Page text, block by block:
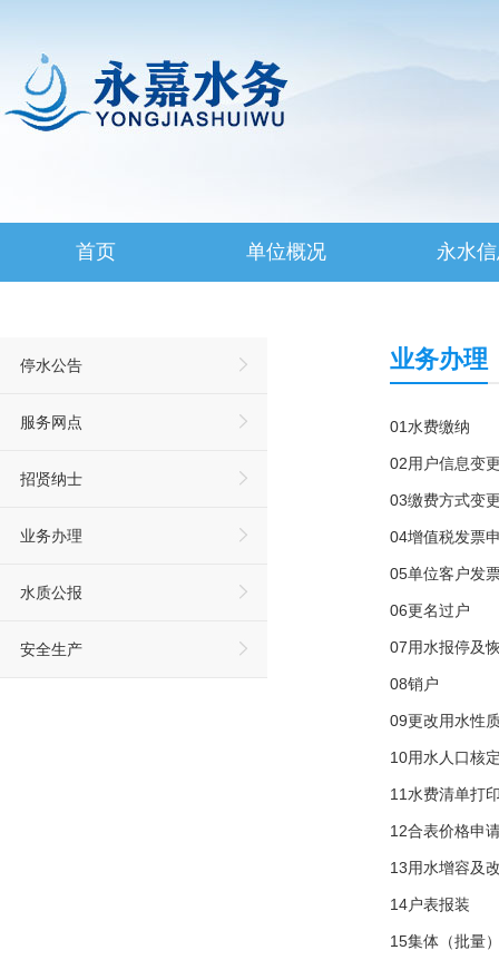
首页 单位概况 永水
停水公告
服务网点
招贤纳士
业务办理
水质公报
安全生产
业务办理
01水费缴纳
02用户信息变
03缴费方式变
04增值税发票
05单位客户发
06更名过户
07用水报停及
08销户
09更改用水性
10用水人口核
11水费清单打
12合表价格申
13用水增容及
14户表报装
15集体（批量